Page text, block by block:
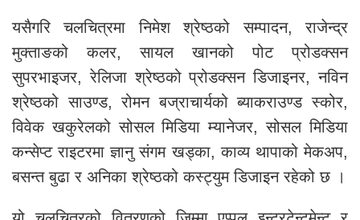
यसैगरि चलचित्रमा निमेश श्रेष्ठको सम्पादन, राजेन्द्र
मुक्ताङको कलर, सायल खानको पोट प्रोडक्सन
सुपरभाइजर, रेलिजा श्रेष्ठको प्रोडक्सन डिजाइनर, नविन
श्रेष्ठको साउण्ड, रोमन बज्राचार्यको ब्याकराउण्ड स्कोर,
विवेक खकुरेलको सोसल मिडिया म्यानेजर, सोसल मिडिया
कन्सेप्ट राइटरमा ज्ञानु संगम खड्का, काव्य थापाको मेकअप,
बसन्त बुढा र अनिका श्रेष्ठको कस्ट्युम डिजाइन रहेको छ ।